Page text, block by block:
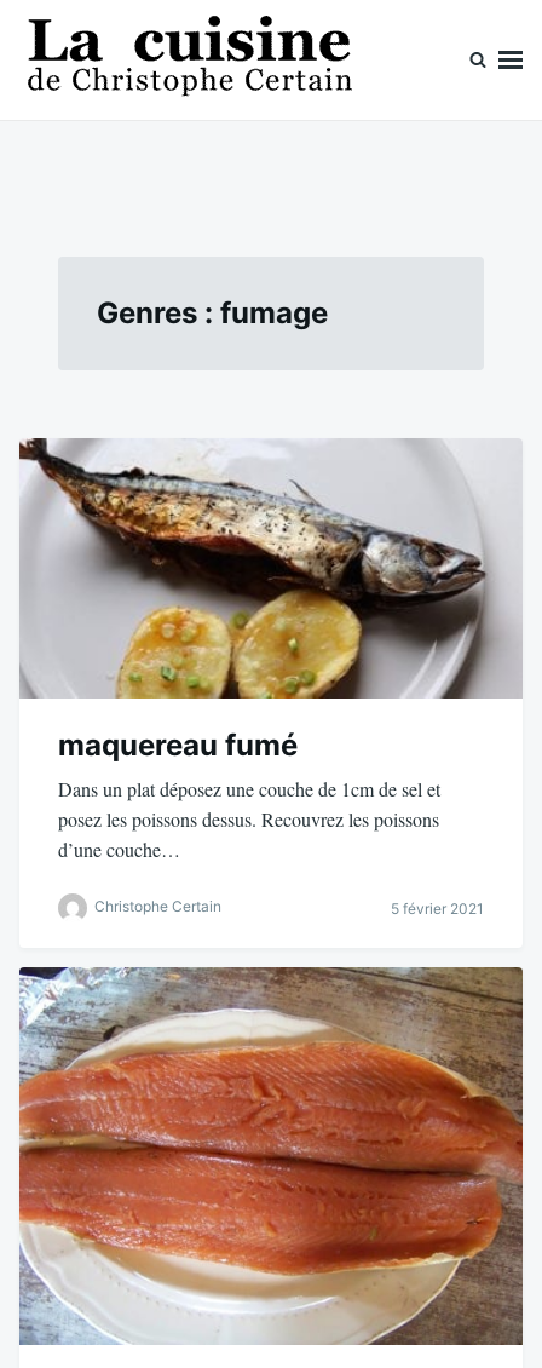
Skip
content
Search
for:
Genres : fumage
maquereau fumé
Dans un plat déposez une couche de 1cm de sel et
posez les poissons dessus. Recouvrez les poissons
d’une couche…
Christophe Certain 5 février 2021